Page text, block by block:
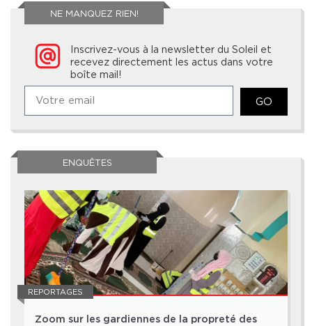
NE MANQUEZ RIEN!
Inscrivez-vous à la newsletter du Soleil et
recevez directement les actus dans votre
boîte mail!
GO
ENQUÊTES
REPORTAGES
Zoom sur les gardiennes de la propreté des